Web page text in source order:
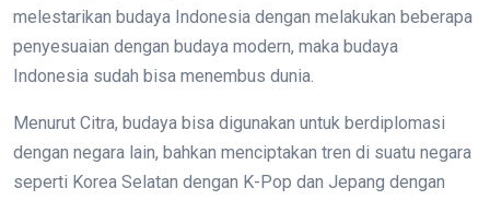
melestarikan budaya Indonesia dengan melakukan beberapa
penyesuaian dengan budaya modern, maka budaya
Indonesia sudah bisa menembus dunia.
Menurut Citra, budaya bisa digunakan untuk berdiplomasi
dengan negara lain, bahkan menciptakan tren di suatu negara
seperti Korea Selatan dengan K-Pop dan Jepang dengan